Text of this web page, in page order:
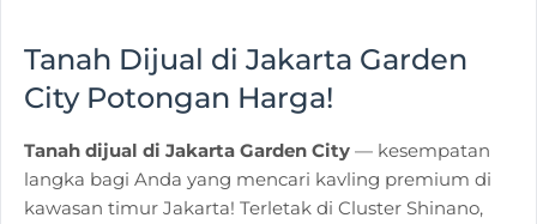
Tanah Dijual di Jakarta Garden
City Potongan Harga!
Tanah dijual di Jakarta Garden City — kesempatan
langka bagi Anda yang mencari kavling premium di
kawasan timur Jakarta! Terletak di Cluster Shinano,